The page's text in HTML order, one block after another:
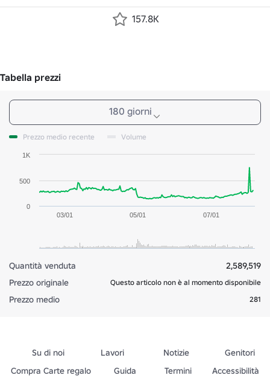
157.8K
Tabella prezzi
180 giorni
Prezzo medio recente Volume
03/01 05/01 07/01
0
500
1K
Quantità venduta
2,589,519
Prezzo originale
Questo articolo non è al momento disponibile
Prezzo medio 281
Su di noi Lavori Notizie
Genitori
Compra Carte regalo
Guida Termini
Accessibilità